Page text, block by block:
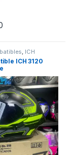
opciones se
tiene múltiples
, ICH
ICH 3120